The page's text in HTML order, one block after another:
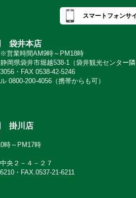
スマートフォンサ
袋井本店
業時間AM9時～PM18時
岡県袋井市堀越538-1（袋井観光センター隣
・FAX 0538-42-5246
0800-200-4056（携帯からも可）
掛川店
時～PM17時
央２－４－２７
・FAX.0537-21-6211